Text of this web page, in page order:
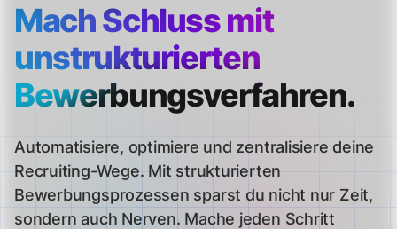
Mach Schluss mit
unstrukturierten
Bewerbungsverfahren.
Automatisiere, optimiere und zentralisiere deine
Recruiting-Wege. Mit strukturierten
Bewerbungsprozessen sparst du nicht nur Zeit,
sondern auch Nerven. Mache jeden Schritt